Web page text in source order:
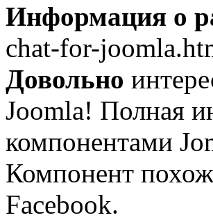
Информация о
chat-for-
Довольно
Joomla! Полная
компонентами
Компонент
Facebook.